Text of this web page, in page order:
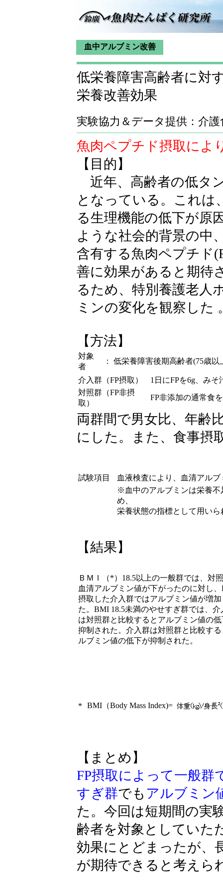
血中アルブミン改善
低栄養障害高齢者に対
栄養改善効果
実験協力＆データ提供：介
魚肉ペプチド摂取によ
【目的】
近年、高齢者の低タ
となっている。これは
る生理機能の低下が原
ような社会的背景の中
含有する魚肉ペプチド
善に効果があると期待
るため、特別養護老人
ミンの変化を観察した
【方法】
対象
者
： 低栄養障害後期高齢者(75歳以
介入群（FP摂取）
1日にFPを6g、み
対照群（FP非摂
取）
FP非添加の通常食
両群間で男女比、年齢
にした。また、食事摂
試験項目
血液検査により、血清アル
※血中のアルブミンは栄養不
め、
栄養状態の指標として用いら
【結果】
ＢＭＩ（*）18.5以上の一般群では、対
血清アルブミン値が下がったのに対し、
摂取した介入群ではアルブミン値が増加
た。BMI 18.5未満のやせすぎ群では、介
は対照群と比較するとアルブミン値の低
抑制された。介入群は対照群と比較する
ルブミン値の低下が抑制された。
* BMI（Body Mass Index)=
【まとめ】
FP摂取によって一般群
すぎ群でも アルブミン
た。今回は短期間の実
齢者を対象としていた
効果にとどまったが、
が期待できると考えら